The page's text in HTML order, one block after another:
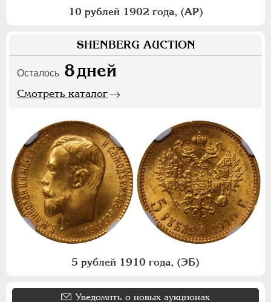
10 рублей 1902 года, (АР)
SHENBERG AUCTION
Осталось 8дней
Смотреть каталог
5 рублей 1910 года, (ЭБ)
Уведомить о новых аукционах